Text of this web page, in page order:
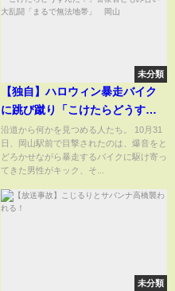
未分類
【独自】ハロウィン暴走バイク
に跳び蹴り「こけたらどうすん
だ！」警察官ともみ合い大乱闘
「まるで無法地帯」 岡山
沿道から何かを見つめる人たち。 10月31
日、岡山駅前で目撃されたのは、爆音をと
どろかせながら暴走するバイクに駆け寄っ
てきた男性がキック、そ...
未分類